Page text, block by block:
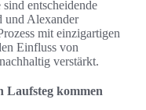
entscheidende
und Alexander
mit einzigartigen
Einfluss von
verstärkt.
Laufsteg kommen